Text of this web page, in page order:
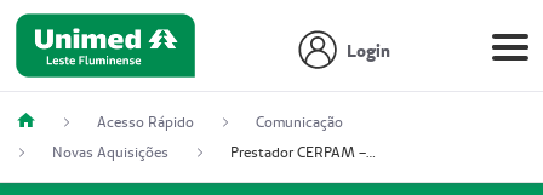
Login
Acesso Rápido
Comunicação
Novas Aquisições
Prestador CERPAM – Centro de Reabilitação S/S Ltda-ME (52004274-8)